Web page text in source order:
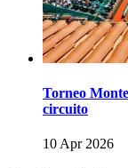
Torneo
circuito
10 Apr 2026